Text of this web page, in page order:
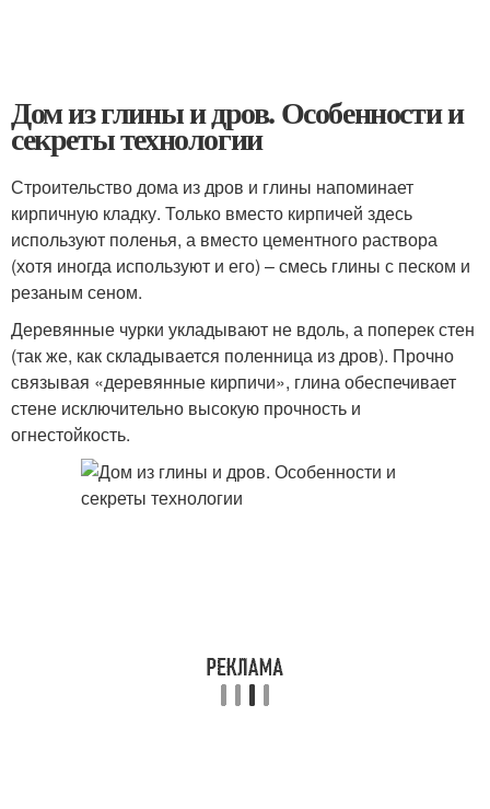
Дом из глины и дров. Особенности и
секреты технологии
Строительство дома из дров и глины напоминает
кирпичную кладку. Только вместо кирпичей здесь
используют поленья, а вместо цементного раствора
(хотя иногда используют и его) – смесь глины с песком и
резаным сеном.
Деревянные чурки укладывают не вдоль, а поперек стен
(так же, как складывается поленница из дров). Прочно
связывая «деревянные кирпичи», глина обеспечивает
стене исключительно высокую прочность и
огнестойкость.